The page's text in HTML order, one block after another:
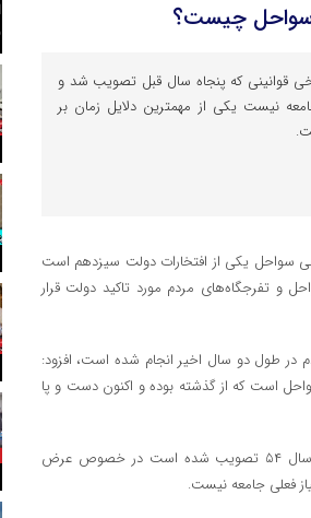
چیست؟
قوانینی که پنجاه سال قبل تصویب شد و
نیست یکی از مهمترین دلایل زمان بر
سواحل یکی از افتخارات دولت سیزدهم است
۶۰ متری دریا، توجه به سواحل و تفرجگاه‌های مردم مورد تاکید دولت قرار
در طول دو سال اخیر انجام شده است، افزود:
است که از گذشته بوده و اکنون دست و پا
او افزود: منابع طبیعی بر اساس قانون اراضی مستحدث و ساحلی که سال ۵۴ تصویب شده است در خصوص عرض
فعلی جامعه نیست.